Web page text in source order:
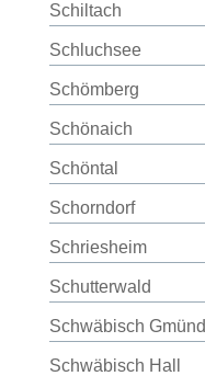
Schiltach
Schluchsee
Schömberg
Schönaich
Schöntal
Schorndorf
Schriesheim
Schutterwald
Schwäbisch Gmünd
Schwäbisch Hall